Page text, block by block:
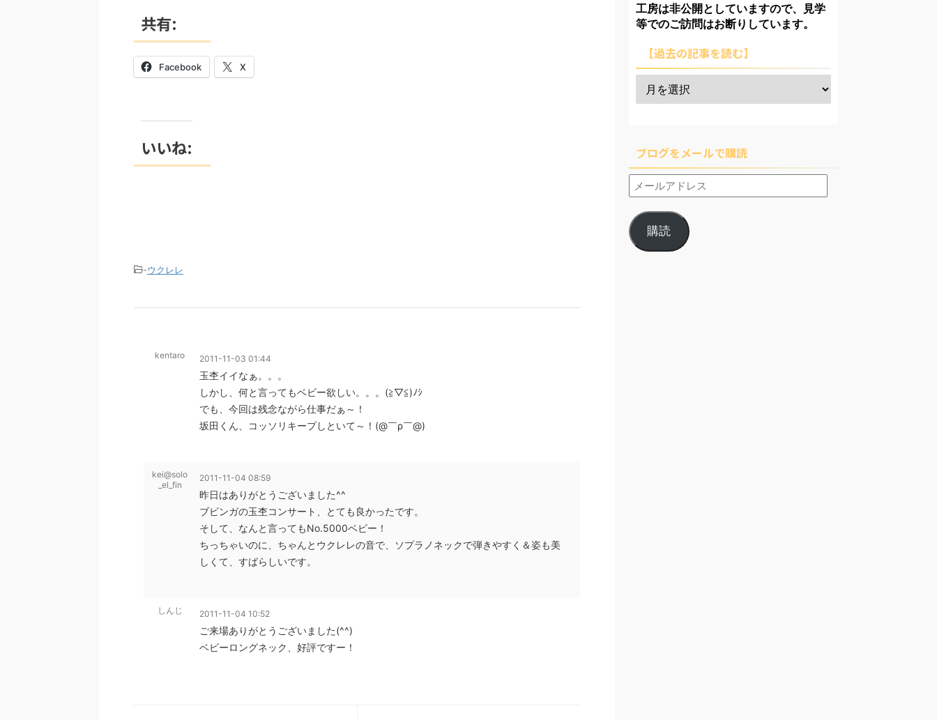
共有:
Facebook X
いいね:
-ウクレレ
kentaro 2011-11-03 01:44
玉杢イイなぁ。。。
しかし、何と言ってもベビー欲しい。。。(≧▽≦)ﾉｼ
でも、今回は残念ながら仕事だぁ～！
坂田くん、コッソリキープしといて～！(@￣ρ￣@)
kei@solo
_el_fin
2011-11-04 08:59
昨日はありがとうございました^^
ブビンガの玉杢コンサート、とても良かったです。
そして、なんと言ってもNo.5000ベビー！
ちっちゃいのに、ちゃんとウクレレの音で、ソプラノネックで弾きやすく＆姿も美
しくて、すばらしいです。
しんじ 2011-11-04 10:52
ご来場ありがとうございました(^^)
ベビーロングネック、好評ですー！
工房は非公開としていますので、見学
等でのご訪問はお断りしています。
【過去の記事を読む】
ブログをメールで購読
購読